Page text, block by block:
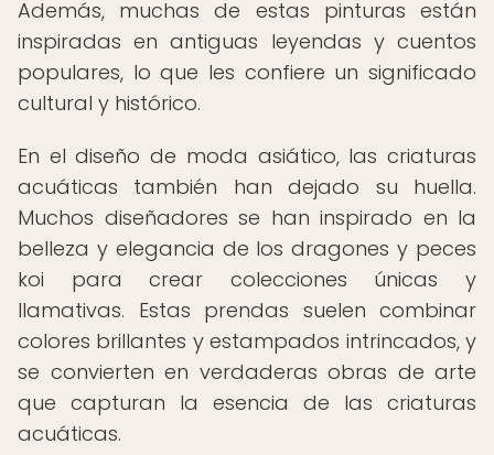
Además, muchas de estas pinturas están
inspiradas en antiguas leyendas y cuentos
populares, lo que les confiere un significado
cultural y histórico.
En el diseño de moda asiático, las criaturas
acuáticas también han dejado su huella.
Muchos diseñadores se han inspirado en la
belleza y elegancia de los dragones y peces
koi para crear colecciones únicas y
llamativas. Estas prendas suelen combinar
colores brillantes y estampados intrincados, y
se convierten en verdaderas obras de arte
que capturan la esencia de las criaturas
acuáticas.